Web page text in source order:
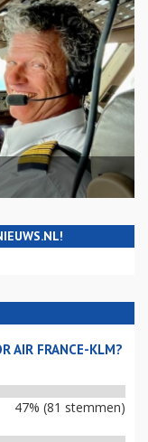
AIR FRANCE-KLM?
47% (81 stemmen)